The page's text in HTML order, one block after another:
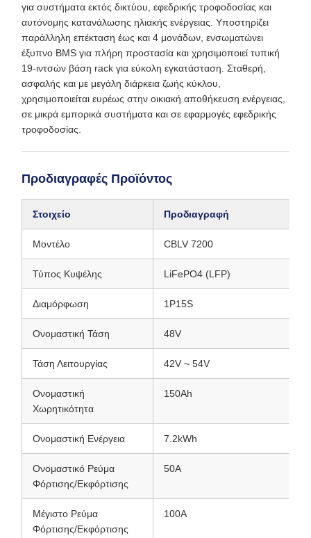
για συστήματα εκτός δικτύου, εφεδρικής τροφοδοσίας και
αυτόνομης κατανάλωσης ηλιακής ενέργειας. Υποστηρίζει
παράλληλη επέκταση έως και 4 μονάδων, ενσωματώνει
έξυπνο BMS για πλήρη προστασία και χρησιμοποιεί τυπική
19-ιντσών βάση rack για εύκολη εγκατάσταση. Σταθερή,
ασφαλής και με μεγάλη διάρκεια ζωής κύκλου,
χρησιμοποιείται ευρέως στην οικιακή αποθήκευση ενέργειας,
σε μικρά εμπορικά συστήματα και σε εφαρμογές εφεδρικής
τροφοδοσίας.
Προδιαγραφές Προϊόντος
Στοιχείο Προδιαγραφή
Μοντέλο CBLV 7200
Τύπος Κυψέλης LiFePO4 (LFP)
Διαμόρφωση 1P15S
Ονομαστική Τάση 48V
Τάση Λειτουργίας 42V ~ 54V
Ονομαστική
Χωρητικότητα
150Ah
Ονομαστική Ενέργεια 7.2kWh
Ονομαστικό Ρεύμα
Φόρτισης/Εκφόρτισης
50A
Μέγιστο Ρεύμα
Φόρτισης/Εκφόρτισης
100A